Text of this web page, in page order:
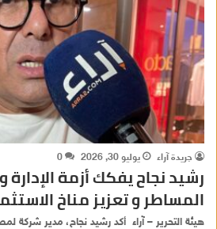
جريدة آراء يوليو 30, 2026 0
رشيد نجاح يفكك أزمة
المساطر و تعزيز مناخ
هيئة التحرير – آراء أكد رشيد نجاح، مدير شركة